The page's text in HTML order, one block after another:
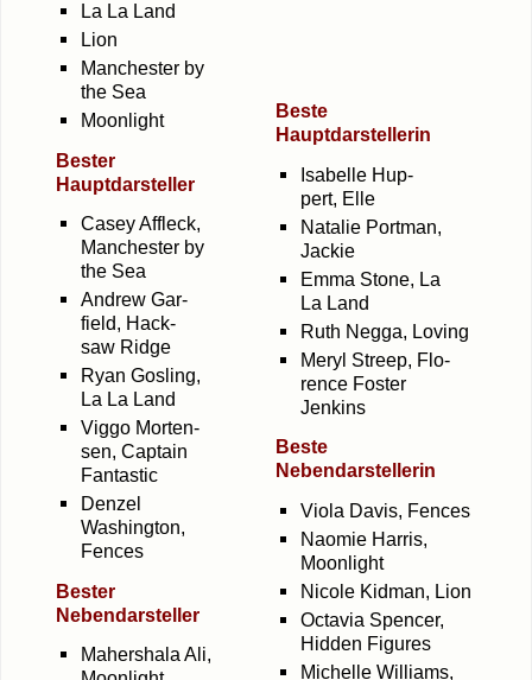
La La Land
Lion
Man­ches­ter by
the Sea
Moon­light
Bes­ter
Hauptdarsteller
Casey Affleck,
Man­ches­ter by
the Sea
Andrew Gar­
field, Hack­
saw Ridge
Ryan Gosling,
La La Land
Viggo Mor­ten­
sen, Cap­tain
Fantastic
Den­zel
Washing­ton,
Fences
Bes­ter
Nebendarsteller
Mahers­ha­la Ali,
Bes­te
Hauptdarstellerin
Isa­bel­le Hup­
pert, Elle
Nata­lie Port­man,
Jackie
Emma Stone, La
La Land
Ruth Neg­ga, Loving
Meryl Streep, Flo­
rence Fos­ter
Jenkins
Bes­te
Nebendarstellerin
Vio­la Davis, Fences
Nao­mie Har­ris,
Moonlight
Nico­le Kid­man, Lion
Octa­via Spen­cer,
Hid­den Figures
Michel­le Wil­liams,